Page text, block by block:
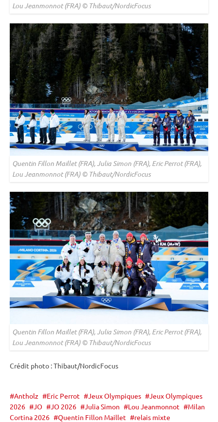
Lou Jeanmonnot (FRA) © Thibaut/NordicFocus
Quentin Fillon Maillet (FRA), Julia Simon (FRA), Eric Perrot (FRA),
Lou Jeanmonnot (FRA) © Thibaut/NordicFocus
Quentin Fillon Maillet (FRA), Julia Simon (FRA), Eric Perrot (FRA),
Lou Jeanmonnot (FRA) © Thibaut/NordicFocus
Crédit photo : Thibaut/NordicFocus
Antholz Eric Perrot Jeux Olympiques
Jeux Olympiques
2026
JO JO 2026 Julia Simon Lou Jeanmonnot
Milan
Cortina 2026
Quentin Fillon Maillet relais mixte